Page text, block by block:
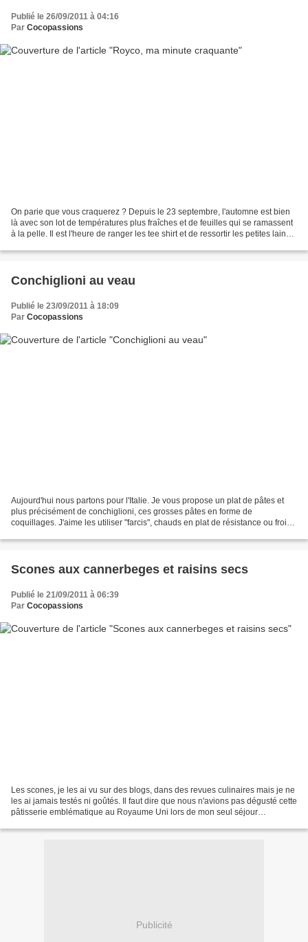
Publié le 26/09/2011 à 04:16
Par Cocopassions
On parie que vous craquerez ? Depuis le 23 septembre, l'automne est bien
là avec son lot de températures plus fraîches et de feuilles qui se ramassent
à la pelle. Il est l'heure de ranger les tee shirt et de ressortir les petites laines,
Conchiglioni au veau
Publié le 23/09/2011 à 18:09
Par Cocopassions
Aujourd'hui nous partons pour l'Italie. Je vous propose un plat de pâtes et
plus précisément de conchiglioni, ces grosses pâtes en forme de
coquillages. J'aime les utiliser "farcis", chauds en plat de résistance ou froids
Scones aux cannerbeges et raisins secs
Publié le 21/09/2011 à 06:39
Par Cocopassions
Les scones, je les ai vu sur des blogs, dans des revues culinaires mais je ne
les ai jamais testés ni goûtés. Il faut dire que nous n'avions pas dégusté cette
pâtisserie emblématique au Royaume Uni lors de mon seul séjour
Publicité